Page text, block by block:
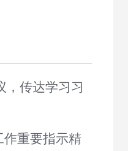
传达学习习
重要指示精